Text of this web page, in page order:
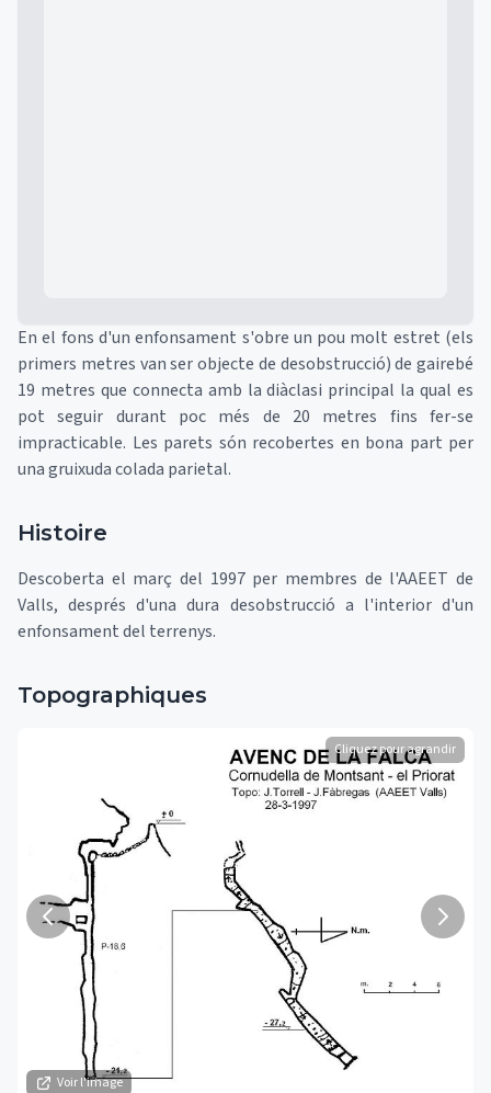
En el fons d'un enfonsament s'obre un pou molt estret (els
primers metres van ser objecte de desobstrucció) de gairebé
19 metres que connecta amb la diàclasi principal la qual es
pot seguir durant poc més de 20 metres fins fer-se
impracticable. Les parets són recobertes en bona part per
una gruixuda colada parietal.
Histoire
Descoberta el març del 1997 per membres de l'AAEET de
Valls, després d'una dura desobstrucció a l'interior d'un
enfonsament del terrenys.
Topographiques
Voir l'image
Cliquez pour agrandir